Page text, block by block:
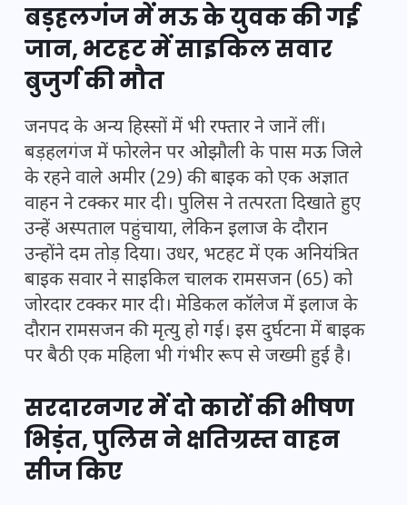
बड़हलगंज में मऊ के युवक की गई
जान, भटहट में साइकिल सवार
बुजुर्ग की मौत
जनपद के अन्य हिस्सों में भी रफ्तार ने जानें लीं।
बड़हलगंज में फोरलेन पर ओझौली के पास मऊ जिले
के रहने वाले अमीर (29) की बाइक को एक अज्ञात
वाहन ने टक्कर मार दी। पुलिस ने तत्परता दिखाते हुए
उन्हें अस्पताल पहुंचाया, लेकिन इलाज के दौरान
उन्होंने दम तोड़ दिया। उधर, भटहट में एक अनियंत्रित
बाइक सवार ने साइकिल चालक रामसजन (65) को
जोरदार टक्कर मार दी। मेडिकल कॉलेज में इलाज के
दौरान रामसजन की मृत्यु हो गई। इस दुर्घटना में बाइक
पर बैठी एक महिला भी गंभीर रूप से जख्मी हुई है।
सरदारनगर में दो कारों की भीषण
भिड़ंत, पुलिस ने क्षतिग्रस्त वाहन
सीज किए